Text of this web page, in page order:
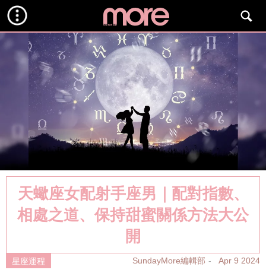
天蠍座女配射手座男｜配對指數、
相處之道、保持甜蜜關係方法大公
開
星座運程 SundayMore編輯部 Apr 9 2024